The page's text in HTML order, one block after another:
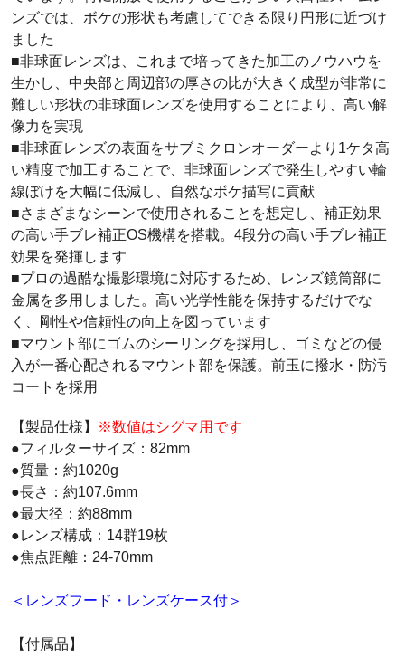
ンズでは、ボケの形状も考慮してできる限り円形に近づけ
ました
■非球面レンズは、これまで培ってきた加工のノウハウを
生かし、中央部と周辺部の厚さの比が大きく成型が非常に
難しい形状の非球面レンズを使用することにより、高い解
像力を実現
■非球面レンズの表面をサブミクロンオーダーより1ケタ高
い精度で加工することで、非球面レンズで発生しやすい輪
線ぼけを大幅に低減し、自然なボケ描写に貢献
■さまざまなシーンで使用されることを想定し、補正効果
の高い手ブレ補正OS機構を搭載。4段分の高い手ブレ補正
効果を発揮します
■プロの過酷な撮影環境に対応するため、レンズ鏡筒部に
金属を多用しました。高い光学性能を保持するだけでな
く、剛性や信頼性の向上を図っています
■マウント部にゴムのシーリングを採用し、ゴミなどの侵
入が一番心配されるマウント部を保護。前玉に撥水・防汚
コートを採用
【製品仕様】
※数値はシグマ用です
●フィルターサイズ：82mm
●質量：約1020g
●長さ：約107.6mm
●最大径：約88mm
●レンズ構成：14群19枚
●焦点距離：24-70mm
＜レンズフード・レンズケース付＞
【付属品】